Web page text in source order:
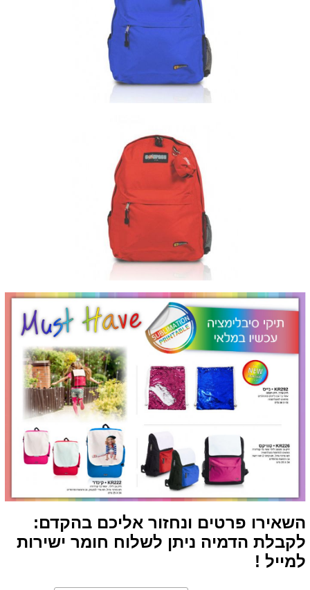
השאירו פרטים ונחזור אליכם בהקדם:
לקבלת הדמיה ניתן לשלוח חומר ישירות
למייל !